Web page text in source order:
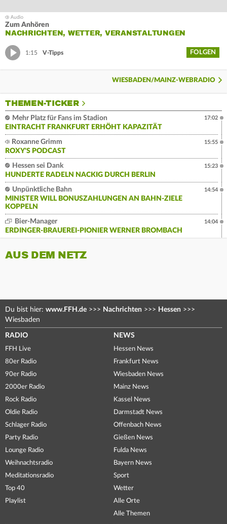
Zum Anhören
NACHRICHTEN, WETTER, VERANSTALTUNGEN
1:15 V-Tipps FOLGEN
WIESBADEN/MAINZ-WEBRADIO
THEMEN-TICKER
Mehr Platz für Fans im Stadion
EINTRACHT FRANKFURT ERHÖHT KAPAZITÄT
17:02
Roxanne Grimm
ROXY'S PODCAST
15:55
Hessen sei Dank
HUNDERTE RADELN NACKIG DURCH BERLIN
15:23
Unpünktliche Bahn
MINISTER WILL BONUSZAHLUNGEN AN BAHN-ZIELE
KOPPELN
14:54
Bier-Manager
ERDINGER-BRAUEREI-PIONIER WERNER BROMBACH
14:04
AUS DEM NETZ
Du bist hier: www.FFH.de >>> Nachrichten >>> Hessen >>>
Wiesbaden
RADIO
FFH Live
80er Radio
90er Radio
2000er Radio
Rock Radio
Oldie Radio
Schlager Radio
Party Radio
Lounge Radio
Weihnachtsradio
Meditationsradio
Top 40
Playlist
NEWS
Hessen News
Frankfurt News
Wiesbaden News
Mainz News
Kassel News
Darmstadt News
Offenbach News
Gießen News
Fulda News
Bayern News
Sport
Wetter
Alle Orte
Alle Themen